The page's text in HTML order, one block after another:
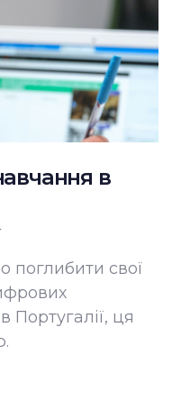
в
поглибити свої
Португалії, ця